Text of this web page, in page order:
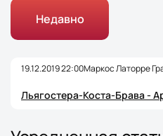
Недавно
19.12.2019 22:00Маркос Латорре
Льягостера-Коста-Брава -